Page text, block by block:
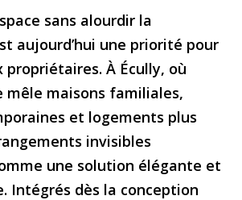
sans alourdir la
aujourd’hui une priorité pour
propriétaires. À Écully, où
mêle maisons familiales,
et logements plus
invisibles
une solution élégante et
Intégrés dès la conception